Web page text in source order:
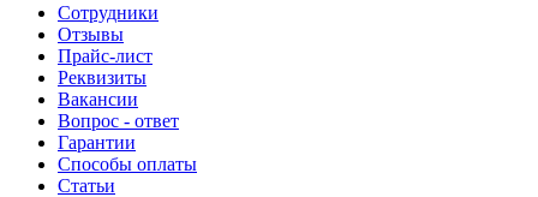
Сотрудники
Отзывы
Прайс-лист
Реквизиты
Вакансии
Вопрос - ответ
Гарантии
Способы оплаты
Статьи